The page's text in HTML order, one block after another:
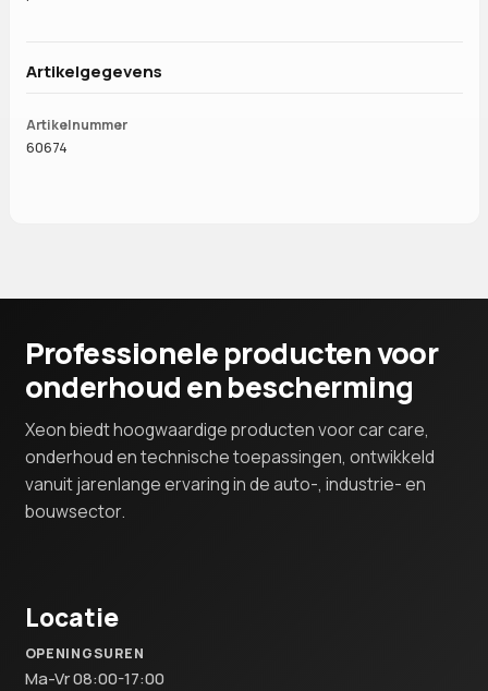
Artikelgegevens
Artikelnummer
60674
Professionele producten voor
onderhoud en bescherming
Xeon biedt hoogwaardige producten voor car care,
onderhoud en technische toepassingen, ontwikkeld
vanuit jarenlange ervaring in de auto-, industrie- en
bouwsector.
Locatie
OPENINGSUREN
Ma-Vr 08:00-17:00